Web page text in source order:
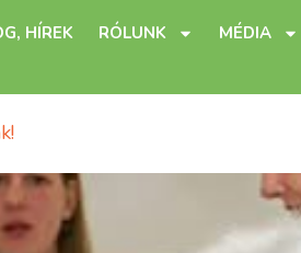
HÍREK RÓLUNK MÉDIA